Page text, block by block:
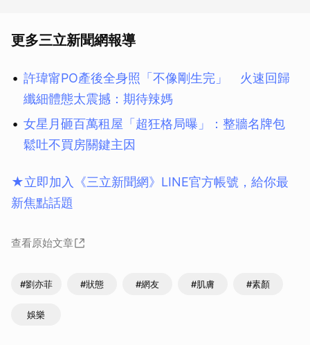
更多三立新聞網報導
許瑋甯PO產後全身照「不像剛生完」 火速回歸
纖細體態太震撼：期待辣媽
女星月砸百萬租屋「超狂格局曝」：整牆名牌包
鬆吐不買房關鍵主因
★立即加入《三立新聞網》LINE官方帳號，給你最
新焦點話題
查看原始文章
#劉亦菲 #狀態 #網友 #肌膚 #素顏
娛樂